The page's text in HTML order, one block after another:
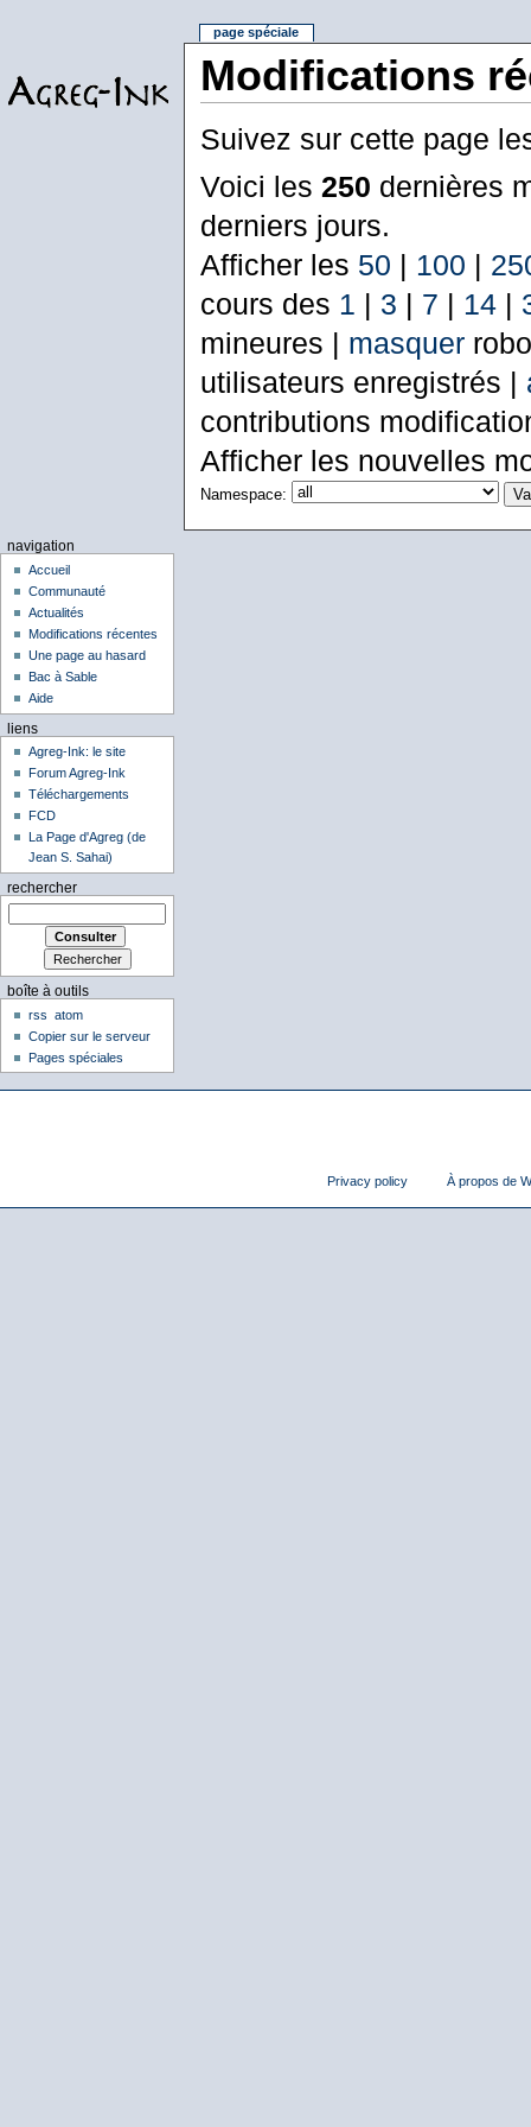
Modifications
Suivez sur cette page
Voici les 250 dernières
derniers jours.
Afficher les 50 | 100 |
cours des 1 | 3 | 7 | 14|
mineures | masquer
utilisateurs enregistrés |
contributions
Afficher les nouvelles
Namespace:
page spéciale
navigation
Accueil
Communauté
Actualités
Modifications récentes
Une page au hasard
Bac à Sable
Aide
liens
Agreg-Ink: le site
Forum Agreg-Ink
Téléchargements
FCD
La Page d'Agreg (de
Jean S. Sahai)
rechercher
boîte à outils
rss
atom
Copier sur le serveur
Pages spéciales
Privacy policy À propos de